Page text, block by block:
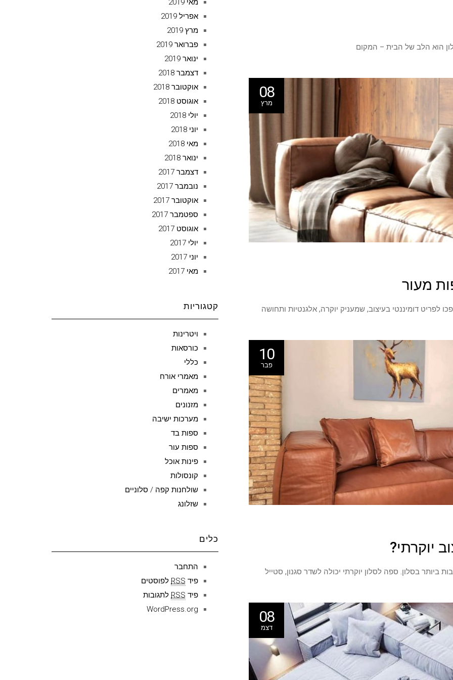
הוא הלב של הבית – המקום
08
מרץ
מעור
לפריט דומיננטי בעיצוב, שמעניק יוקרה, אלגנטיות ותחושה
10
פבר
יוקרתי?
בסלון. ספה לסלון יוקרתי יכולה לשדר סגנון, סטייל
08
דצמ
מאי 2019
אפריל 2019
מרץ 2019
פברואר 2019
ינואר 2019
דצמבר 2018
אוקטובר 2018
אוגוסט 2018
יולי 2018
יוני 2018
מאי 2018
ינואר 2018
דצמבר 2017
נובמבר 2017
אוקטובר 2017
ספטמבר 2017
אוגוסט 2017
יולי 2017
יוני 2017
מאי 2017
קטגוריות
ויטרינות
כורסאות
כללי
מאמרי אורח
מאמרים
מזנונים
מערכות ישיבה
ספות בד
ספות עור
פינות אוכל
קונסולות
שולחנות קפה / סלוניים
שזלונג
כלים
התחבר
פיד RSS לפוסטים
פיד RSS לתגובות
WordPress.org